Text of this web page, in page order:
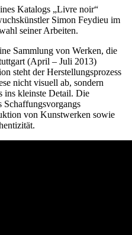
Katalogs „Livre noir“
Simon Feydieu im
seiner Arbeiten.
Sammlung von Werken, die
(April – Juli 2013)
steht der Herstellungsprozess
nicht visuell ab, sondern
ins kleinste Detail. Die
Schaffungsvorgangs
von Kunstwerken sowie